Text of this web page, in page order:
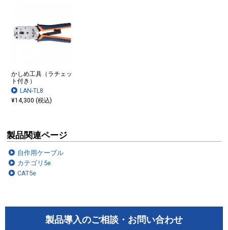
かしめ工具（ラチェッ
ト付き）
LAN-TL8
¥14,300 (税込)
製品関連ページ
自作用ケーブル
カテゴリ5e
CAT5e
製品導入のご相談・お問い合わせ